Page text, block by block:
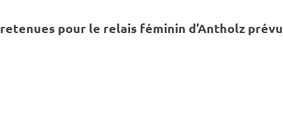
pour le relais féminin d’Antholz prévu